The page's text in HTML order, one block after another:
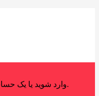
وارد شوید یا یک حساب کاربری جدید ایجاد کنید.